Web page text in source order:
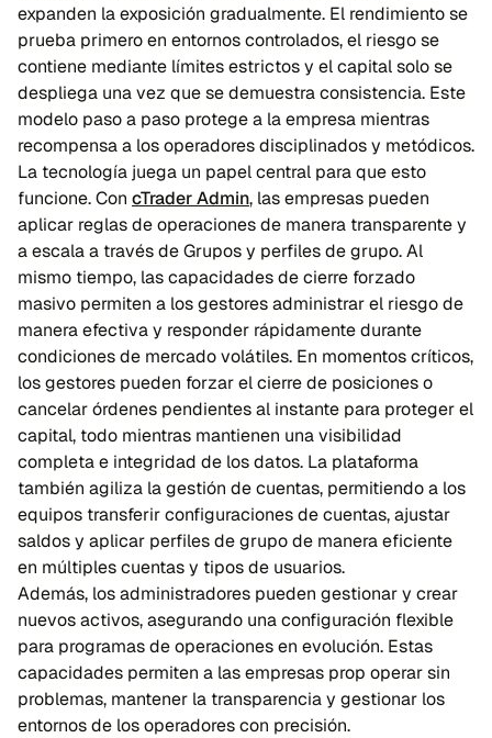
expanden la exposición gradualmente. El rendimiento se
prueba primero en entornos controlados, el riesgo se
contiene mediante límites estrictos y el capital solo se
despliega una vez que se demuestra consistencia. Este
modelo paso a paso protege a la empresa mientras
recompensa a los operadores disciplinados y metódicos.
La tecnología juega un papel central para que esto
funcione. Con cTrader Admin, las empresas pueden
aplicar reglas de operaciones de manera transparente y
a escala a través de Grupos y perfiles de grupo. Al
mismo tiempo, las capacidades de cierre forzado
masivo permiten a los gestores administrar el riesgo de
manera efectiva y responder rápidamente durante
condiciones de mercado volátiles. En momentos críticos,
los gestores pueden forzar el cierre de posiciones o
cancelar órdenes pendientes al instante para proteger el
capital, todo mientras mantienen una visibilidad
completa e integridad de los datos. La plataforma
también agiliza la gestión de cuentas, permitiendo a los
equipos transferir configuraciones de cuentas, ajustar
saldos y aplicar perfiles de grupo de manera eficiente
en múltiples cuentas y tipos de usuarios.
Además, los administradores pueden gestionar y crear
nuevos activos, asegurando una configuración flexible
para programas de operaciones en evolución. Estas
capacidades permiten a las empresas prop operar sin
problemas, mantener la transparencia y gestionar los
entornos de los operadores con precisión.